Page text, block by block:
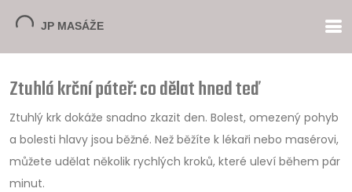
Ztuhlá krční páteř: co dělat hned teď
Ztuhlý krk dokáže snadno zkazit den. Bolest, omezený pohyb
a bolesti hlavy jsou běžné. Než běžíte k lékaři nebo masérovi,
můžete udělat několik rychlých kroků, které uleví během pár
minut.